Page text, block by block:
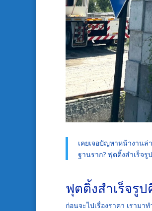
เคยเจอปัญหาหน้างานล่
ฐานราก? ฟุตติ้งสำเร็จ
ฟุตติ้งสำเร็จรูป
ก่อนจะไปเรื่องราคา เรามา